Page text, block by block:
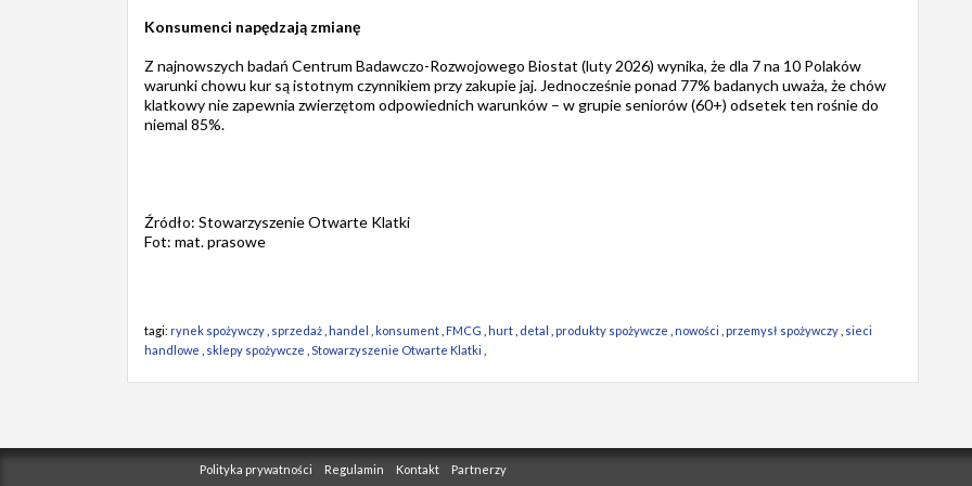
Konsumenci napędzają zmianę
Z najnowszych badań Centrum Badawczo-Rozwojowego Biostat (luty 2026) wynika, że dla 7 na 10 Polaków
warunki chowu kur są istotnym czynnikiem przy zakupie jaj. Jednocześnie ponad 77% badanych uważa, że chów
klatkowy nie zapewnia zwierzętom odpowiednich warunków – w grupie seniorów (60+) odsetek ten rośnie do
niemal 85%.
Źródło: Stowarzyszenie Otwarte Klatki
Fot: mat. prasowe
tagi: rynek spożywczy sprzedaż handel konsument FMCG hurt detal produkty spożywcze nowości przemysł spożywczy sieci
handlowe
sklepy spożywcze Stowarzyszenie Otwarte Klatki
Polityka prywatności Regulamin Kontakt Partnerzy